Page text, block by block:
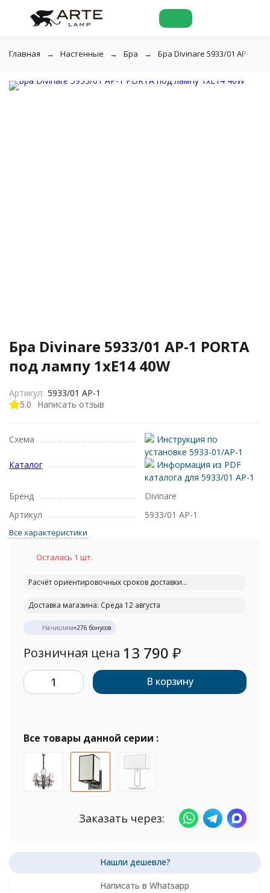
Главная Настенные Бра Бра Divinare 5933/01 AP-1
Бра Divinare 5933/01 AP-1 PORTA
под лампу 1xE14 40W
5.0 Написать отзыв
Артикул: 5933/01 AP-1
Схема
Инструкция по
установке 5933-01/AP-1
Каталог
Информация из PDF
каталога для 5933/01 AP-1
Бренд
Divinare
Артикул
5933/01 AP-1
Все характеристики
Осталась 1 шт.
Расчёт ориентировочных сроков доставки...
Доставка магазина: Среда 12 августа
Начислим+276 бонусов
Розничная цена 13 790 ₽
В корзину
Все товары данной серии :
Заказать через:
Написать в Whatsapp